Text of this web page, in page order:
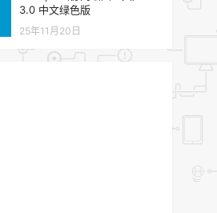
3.0 中文绿色版
25年11月20日